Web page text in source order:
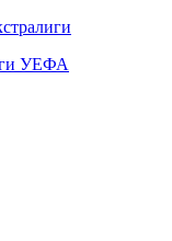
УЕФА